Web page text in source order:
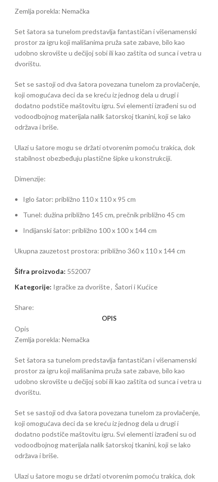
Zemlja porekla: Nemačka
Set šatora sa tunelom predstavlja fantastičan i višenamenski
prostor za igru koji mališanima pruža sate zabave, bilo kao
udobno skrovište u dečijoj sobi ili kao zaštita od sunca i vetra u
dvorištu.
Set se sastoji od dva šatora povezana tunelom za provlačenje,
koji omogućava deci da se kreću iz jednog dela u drugi i
dodatno podstiče maštovitu igru. Svi elementi izrađeni su od
vodoodbojnog materijala nalik šatorskoj tkanini, koji se lako
održava i briše.
Ulazi u šatore mogu se držati otvorenim pomoću trakica, dok
stabilnost obezbeđuju plastične šipke u konstrukciji.
Dimenzije:
Iglo šator: približno 110 x 110 x 95 cm
Tunel: dužina približno 145 cm, prečnik približno 45 cm
Indijanski šator: približno 100 x 100 x 144 cm
Ukupna zauzetost prostora: približno 360 x 110 x 144 cm
Šifra proizvoda: 552007
Kategorije: Igračke za dvorište, Šatori i Kućice
Share:
OPIS
Opis
Zemlja porekla: Nemačka
Set šatora sa tunelom predstavlja fantastičan i višenamenski
prostor za igru koji mališanima pruža sate zabave, bilo kao
udobno skrovište u dečijoj sobi ili kao zaštita od sunca i vetra u
dvorištu.
Set se sastoji od dva šatora povezana tunelom za provlačenje,
koji omogućava deci da se kreću iz jednog dela u drugi i
dodatno podstiče maštovitu igru. Svi elementi izrađeni su od
vodoodbojnog materijala nalik šatorskoj tkanini, koji se lako
održava i briše.
Ulazi u šatore mogu se držati otvorenim pomoću trakica, dok